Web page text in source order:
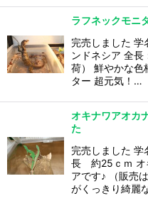
ラフネックモニ
完売しました 学
ンドネシア 全
荷） 鮮やかな色
ター 超元気！…
オキナワアオカ
た
完売しました
長 約25ｃｍ オ
アです♪ （販売
がくっきり綺麗